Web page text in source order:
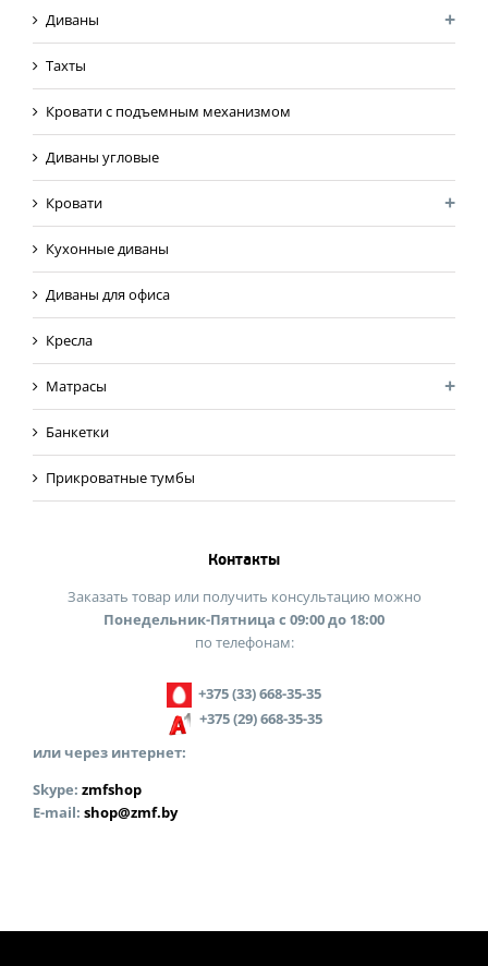
Диваны
Тахты
Кровати с подъемным механизмом
Диваны угловые
Кровати
Кухонные диваны
Диваны для офиса
Кресла
Матрасы
Банкетки
Прикроватные тумбы
Контакты
Заказать товар или получить консультацию можно
Понедельник-Пятница с 09:00 до 18:00
по телефонам:
+375 (33) 668-35-35
+375 (29) 668-35-35
или через интернет:
Skype: zmfshop
E-mail: shop@zmf.by